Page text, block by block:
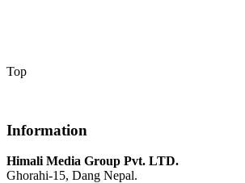
Top
Information
Himali Media Group Pvt. LTD.
Ghorahi-15, Dang Nepal.